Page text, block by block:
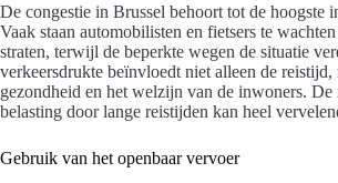
De congestie in Brussel behoort tot de hoogste
Vaak staan automobilisten en fietsers te
straten, terwijl de beperkte wegen de situatie
verkeersdrukte beïnvloedt niet alleen de reistijd,
gezondheid en het welzijn van de inwoners. De
belasting door lange reistijden kan heel
Gebruik van het openbaar vervoer